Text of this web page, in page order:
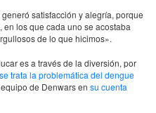
satisfacción y alegría, porque
los que cada uno se acostaba
de lo que hicimos».
es a través de la diversión, por
trata la problemática del dengue
de Denwars en su cuenta